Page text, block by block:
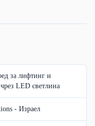
за лифтинг и
LED светлина
- Израел